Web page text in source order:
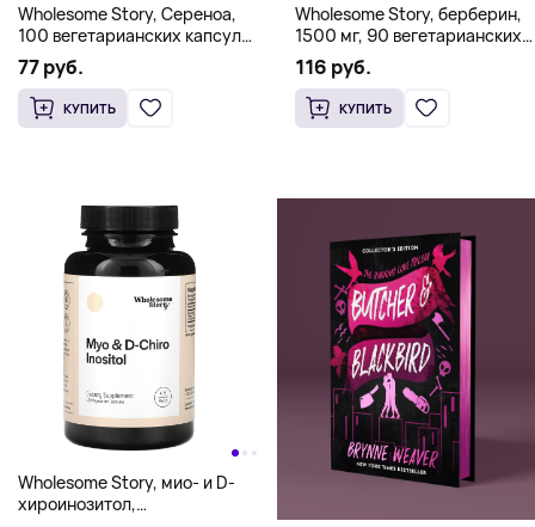
Wholesome Story, Сереноа,
100 вегетарианских капсул
(500 мг на капсулу)
77 руб.
КУПИТЬ
Wholesome Story, берберин,
1500 мг, 90 вегетарианских
капсул (500 мг в 1 капсуле)
116 руб.
КУПИТЬ
Wholesome Story, мио- и D-
хироинозитол,